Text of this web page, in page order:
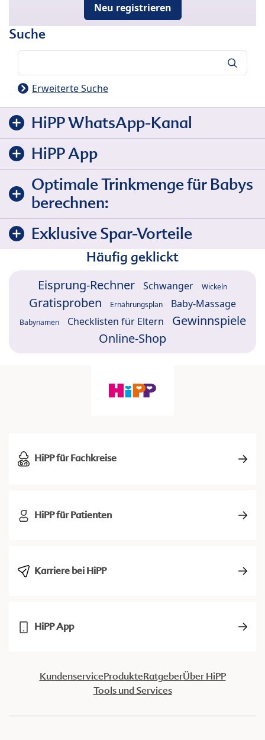
Neu registrieren
Suche
Erweiterte Suche
HiPP WhatsApp-Kanal
HiPP App
Optimale Trinkmenge für Babys
berechnen:
Exklusive Spar-Vorteile
Häufig geklickt
Eisprung-Rechner Schwanger Wickeln
Gratisproben Ernährungsplan Baby-Massage
Babynamen Checklisten für Eltern
Gewinnspiele
Online-Shop
HiPP für Fachkreise
HiPP für Patienten
Karriere bei HiPP
HiPP App
KundenserviceProdukteRatgeberÜber HiPP
Tools und Services